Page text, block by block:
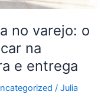
no varejo: o
na
e entrega
/ Julia